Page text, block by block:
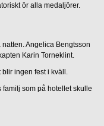
ör alla medaljörer.
Angelica Bengtsson
Karin Torneklint.
blir ingen fest i kväll.
som på hotellet skulle